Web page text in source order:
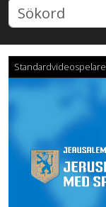
Standardvideospelare